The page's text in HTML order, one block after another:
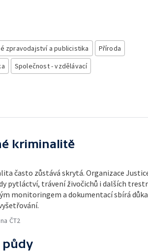
zpravodajství a publicistika
Příroda
Společnost - vzdělávací
kriminalitě
často zůstává skrytá. Organizace
pytláctví, trávení živočichů i dalších
monitoringem a dokumentací sbírá
ČT2
půdy